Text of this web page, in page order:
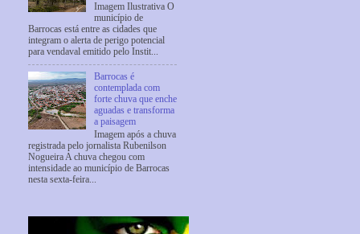
Imagem Ilustrativa O
município de
Barrocas está entre as cidades que
integram o alerta de perigo potencial
para vendaval emitido pelo Instit...
Barrocas é
contemplada com
forte chuva que enche
aguadas e transforma
a paisagem
Imagem após a chuva
registrada pelo jornalista Rubenilson
Nogueira A chuva chegou com
intensidade ao município de Barrocas
nesta sexta-feira...